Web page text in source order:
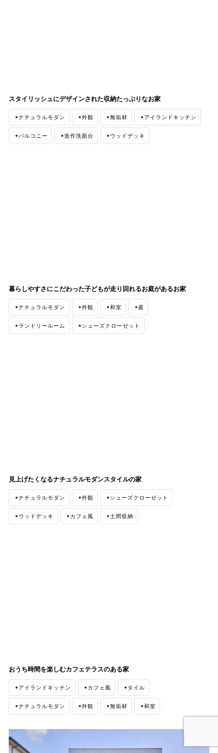
スタイリッシュにデザインされた収納たっぷりなお家
ナチュラルモダン 外観 無垢材 アイランドキッチン
バルコニー 造作洗面台 ウッドデッキ
暮らしやすさにこだわった子どもが走り回れるお庭があるお家
ナチュラルモダン 外観 和室 庭
ランドリールーム シューズクローゼット
見上げたくなるナチュラルモダンスタイルの家
ナチュラルモダン 外観 シューズクローゼット
ウッドデッキ カフェ風 土間収納
おうち時間を楽しむカフェテラスのある家
アイランドキッチン カフェ風 タイル
ナチュラルモダン 外観 無垢材 和室